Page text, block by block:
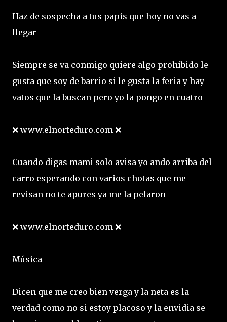
Haz de sospecha a tus papis que hoy no vas a
llegar
Siempre se va conmigo quiere algo prohibido le
gusta que soy de barrio si le gusta la feria y hay
vatos que la buscan pero yo la pongo en cuatro
❌ www.elnorteduro.com ❌
Cuando digas mami solo avisa yo ando arriba del
carro esperando con varios chotas que me
revisan no te apures ya me la pelaron
❌ www.elnorteduro.com ❌
Música
Dicen que me creo bien verga y la neta es la
verdad como no si estoy placoso y la envidia se